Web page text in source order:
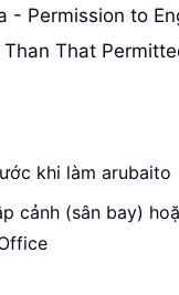
- Permission to
That
khi làm arubaito
cảnh (sân bay)